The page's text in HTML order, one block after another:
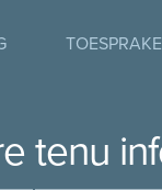
tenu